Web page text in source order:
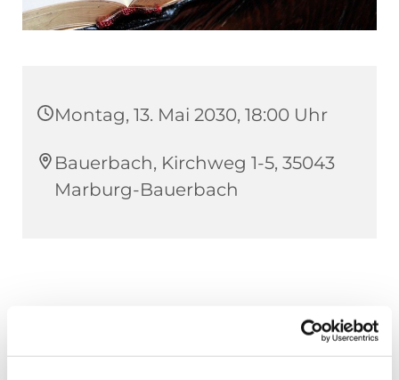
Montag, 13. Mai 2030, 18:00 Uhr
Bauerbach, Kirchweg 1-5, 35043
Marburg-Bauerbach